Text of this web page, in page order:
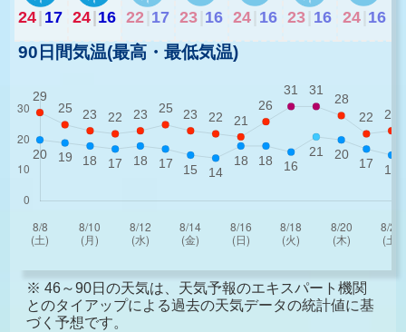
24| 17 24|16 22 17 23 16 24 16 23 16 24 16
90日間気温(最高・最低気温)
※ 46～90日の天気は、天気予報のエキスパート機関
とのタイアップによる過去の天気データの統計値に基
づく予想です。